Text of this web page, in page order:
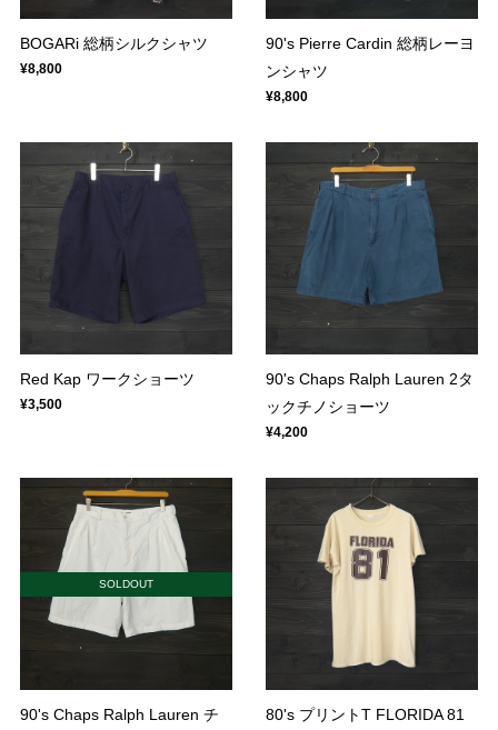
BOGARi 総柄シルクシャツ
¥8,800
90's Pierre Cardin 総柄レーヨ
ンシャツ
¥8,800
Red Kap ワークショーツ
¥3,500
90's Chaps Ralph Lauren 2タ
ックチノショーツ
¥4,200
SOLDOUT
90's Chaps Ralph Lauren チ
80's プリントT FLORIDA 81